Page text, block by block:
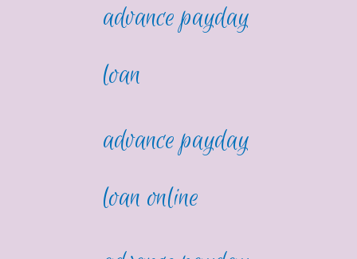
advance payday
loan
advance payday
loan online